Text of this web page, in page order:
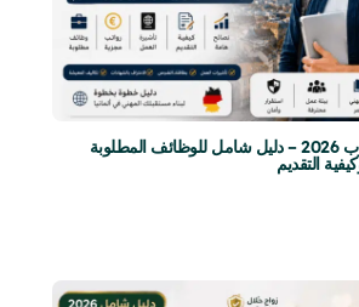
العمل في ألمانيا للعرب 2026 – دليل شامل للوظائف المطلوبة
التقديم